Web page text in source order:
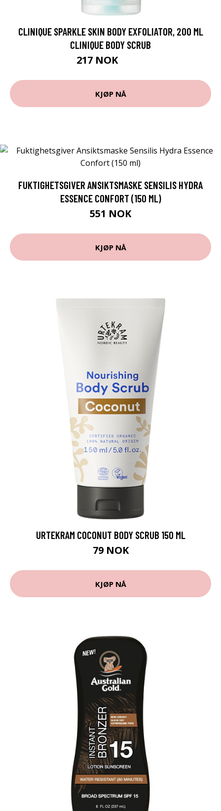
CLINIQUE SPARKLE SKIN BODY EXFOLIATOR, 200 ML
CLINIQUE BODY SCRUB
217 NOK
KJØP NÅ
FUKTIGHETSGIVER ANSIKTSMASKE SENSILIS HYDRA
ESSENCE CONFORT (150 ML)
551 NOK
KJØP NÅ
URTEKRAM COCONUT BODY SCRUB 150 ML
79 NOK
KJØP NÅ